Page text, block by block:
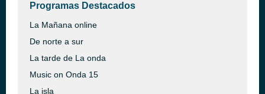
Programas Destacados
La Mañana online
De norte a sur
La tarde de La onda
Music on Onda 15
La isla